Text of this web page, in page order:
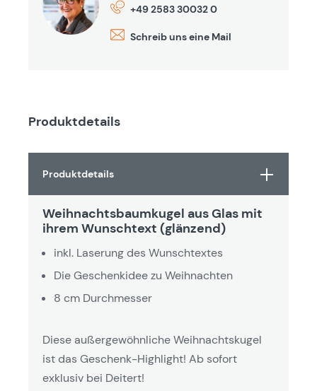
+49 2583 30032 0
Schreib uns eine Mail
Produktdetails
Produktdetails
Weihnachtsbaumkugel aus Glas mit
ihrem Wunschtext (glänzend)
inkl. Laserung des Wunschtextes
Die Geschenkidee zu Weihnachten
8 cm Durchmesser
Diese außergewöhnliche Weihnachtskugel
ist das Geschenk-Highlight! Ab sofort
exklusiv bei Deitert!